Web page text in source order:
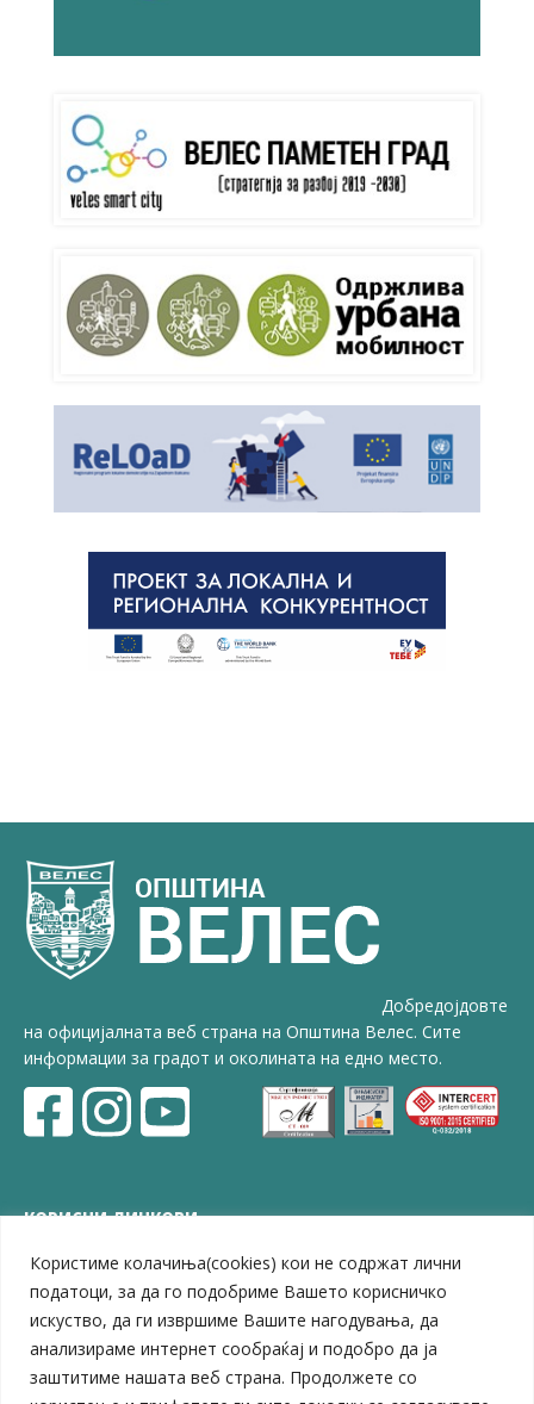
Користиме колачиња(cookies) кои не содржат лични
податоци, за да го подобриме Вашето корисничко
искуство, да ги извршиме Вашите нагодувања, да
анализираме интернет сообраќај и подобро да ја
заштитиме нашата веб страна. Продолжете со
Добредојдовте
на официјалната веб страна на Општина Велес. Сите
информации за градот и околината на едно место.
КОРИСНИ ЛИНКОВИ
ЗЕЛС – Заедница на единиците на локална самоуправа
Центар за развој на Вардарски плански регион
Јавно комунално претпријатие „Дервен“
ЈПССО „Парк – спорт и паркинзи“
ЛБ „Гоце Делчев“
ЛУ „Народен Музеј“